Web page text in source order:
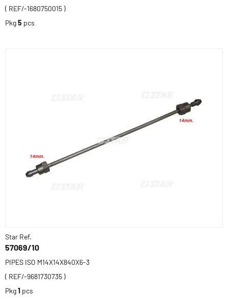
( REF/-1680750015 )
Pkg5 pcs
Star Ref.
57069/10
PIPES ISO M14X14X840X6-3
( REF/-9681730735 )
Pkg1 pcs